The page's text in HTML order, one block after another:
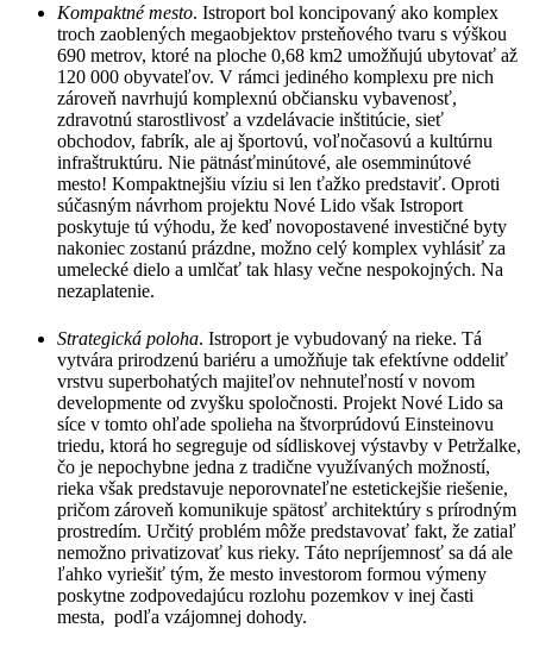
Kompaktné mesto. Istroport bol koncipovaný ako komplex
troch zaoblených megaobjektov prsteňového tvaru s výškou
690 metrov, ktoré na ploche 0,68 km2 umožňujú ubytovať až
120 000 obyvateľov. V rámci jediného komplexu pre nich
zároveň navrhujú komplexnú občiansku vybavenosť,
zdravotnú starostlivosť a vzdelávacie inštitúcie, sieť
obchodov, fabrík, ale aj športovú, voľnočasovú a kultúrnu
infraštruktúru. Nie pätnásťminútové, ale osemminútové
mesto! Kompaktnejšiu víziu si len ťažko predstaviť. Oproti
súčasným návrhom projektu Nové Lido však Istroport
poskytuje tú výhodu, že keď novopostavené investičné byty
nakoniec zostanú prázdne, možno celý komplex vyhlásiť za
umelecké dielo a umlčať tak hlasy večne nespokojných. Na
nezaplatenie.
Strategická poloha. Istroport je vybudovaný na rieke. Tá
vytvára prirodzenú bariéru a umožňuje tak efektívne oddeliť
vrstvu superbohatých majiteľov nehnuteľností v novom
developmente od zvyšku spoločnosti. Projekt Nové Lido sa
síce v tomto ohľade spolieha na štvorprúdovú Einsteinovu
triedu, ktorá ho segreguje od sídliskovej výstavby v Petržalke,
čo je nepochybne jedna z tradične využívaných možností,
rieka však predstavuje neporovnateľne estetickejšie riešenie,
pričom zároveň komunikuje spätosť architektúry s prírodným
prostredím. Určitý problém môže predstavovať fakt, že zatiaľ
nemožno privatizovať kus rieky. Táto nepríjemnosť sa dá ale
ľahko vyriešiť tým, že mesto investorom formou výmeny
poskytne zodpovedajúcu rozlohu pozemkov v inej časti
mesta, podľa vzájomnej dohody.